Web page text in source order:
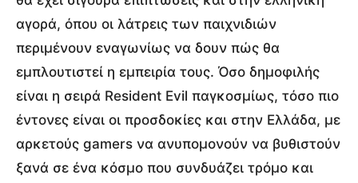
αγορά, όπου οι λάτρεις των παιχνιδιών
περιμένουν εναγωνίως να δουν πώς θα
εμπλουτιστεί η εμπειρία τους. Όσο δημοφιλής
είναι η σειρά Resident Evil παγκοσμίως, τόσο πιο
έντονες είναι οι προσδοκίες και στην Ελλάδα, με
αρκετούς gamers να ανυπομονούν να βυθιστούν
ξανά σε ένα κόσμο που συνδυάζει τρόμο και